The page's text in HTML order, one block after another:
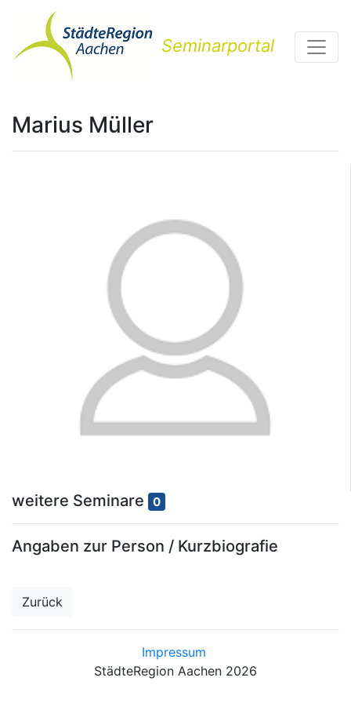
Seminarportal
Marius Müller
weitere Seminare 0
Angaben zur Person / Kurzbiografie
Zurück
Impressum
StädteRegion Aachen 2026